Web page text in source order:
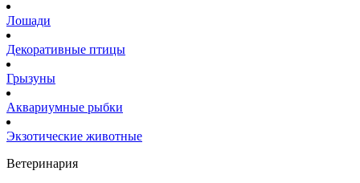
Лошади
Декоративные птицы
Грызуны
Аквариумные рыбки
Экзотические животные
Ветеринария